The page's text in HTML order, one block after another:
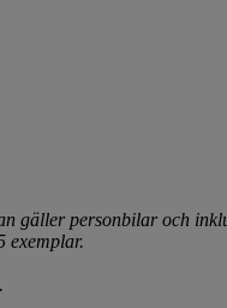
gäller personbilar och
exemplar.